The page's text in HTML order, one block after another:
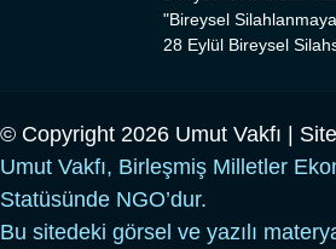
"Bireysel
28 Eylül Bireysel
© Copyright 2026 Umut Vakfı |
Umut Vakfı, Birleşmiş Milletler
Statüsünde NGO’dur.
Bu sitedeki görsel ve yazılı